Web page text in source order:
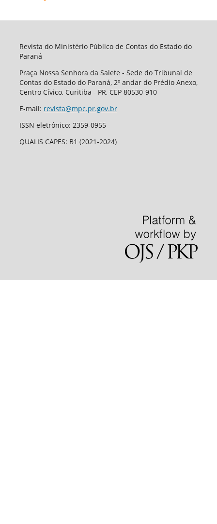
Revista do Ministério Público de Contas do Estado do
Paraná
Praça Nossa Senhora da Salete - Sede do Tribunal de
Contas do Estado do Paraná, 2º andar do Prédio Anexo,
Centro Cívico, Curitiba - PR, CEP 80530-910
E-mail: revista@mpc.pr.gov.br
ISSN eletrônico: 2359-0955
QUALIS CAPES: B1 (2021-2024)